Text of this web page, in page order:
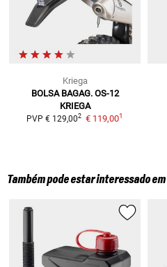
Kriega
BOLSA BAGAG. OS-12
KRIEGA
PVP € 129,002 € 119,001
Também pode estar interessado em